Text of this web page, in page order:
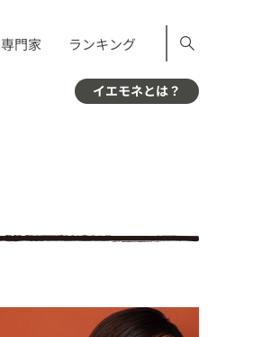
専門家 ランキング
イエモネとは？